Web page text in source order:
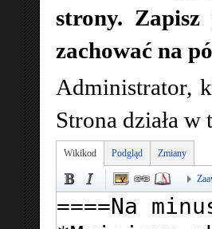
strony.
zachować na
Administrator,
Strona działa
Wikikod Podgląd Zmiany